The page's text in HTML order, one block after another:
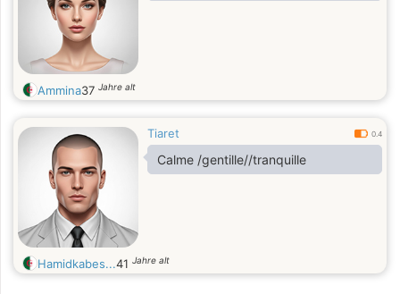
Ammina37 Jahre alt
Tiaret 0.4
Calme /gentille//tranquille
Hamidkabes...41 Jahre alt